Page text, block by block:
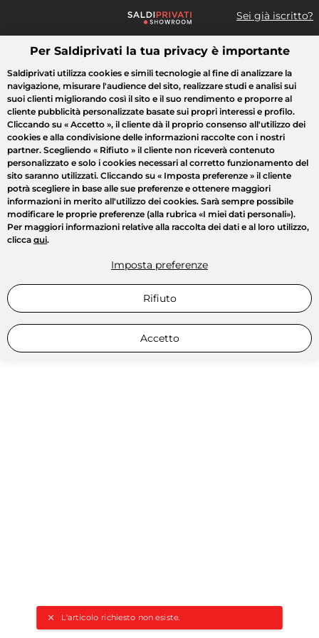
Sei già iscritto?
Cosa cerchi?
L'articolo richiesto non esiste.
Tutte le vendite Moda Casa Bellezza Elettrodomestici
Per Saldiprivati la tua privacy è importante
Saldiprivati utilizza cookies e simili tecnologie al fine di analizzare la
navigazione, misurare l'audience del sito, realizzare studi e analisi sui
suoi clienti migliorando così il sito e il suo rendimento e proporre al
cliente pubblicità personalizzate basate sui propri interessi e profilo.
Cliccando su « Accetto », il cliente dà il proprio consenso all'utilizzo dei
cookies e alla condivisione delle informazioni raccolte con i nostri
partner. Scegliendo « Rifiuto » il cliente non riceverà contenuto
personalizzato e solo i cookies necessari al corretto funzionamento del
sito saranno utilizzati. Cliccando su « Imposta preferenze » il cliente
potrà scegliere in base alle sue preferenze e ottenere maggiori
informazioni in merito all'utilizzo dei cookies. Sarà sempre possibile
modificare le proprie preferenze (alla rubrica «I miei dati personali»).
Per maggiori informazioni relative alla raccolta dei dati e al loro utilizzo,
clicca qui.
Imposta preferenze
Rifiuto
Accetto